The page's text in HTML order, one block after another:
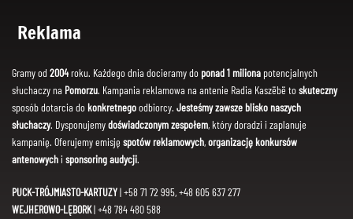
Reklama
Gramy od 2004roku. Każdego dnia docieramy do ponad 1 miliona potencjalnych
słuchaczy na Pomorzu. Kampania reklamowa na antenie Radia Kaszëbë toskuteczny
sposób dotarcia dokonkretnegoodbiorcy. Jesteśmy zawsze blisko naszych
słuchaczy. Dysponujemydoświadczonym zespołem, który doradzi i zaplanuje
kampanię. Oferujemy emisję spotów reklamowych,organizację konkursów
antenowychi sponsoring audycji.
PUCK-TRÓJMIASTO-KARTUZY| +58 71 72 995, +48 605 637 277
WEJHEROWO-LĘBORK| +48 784 480 588